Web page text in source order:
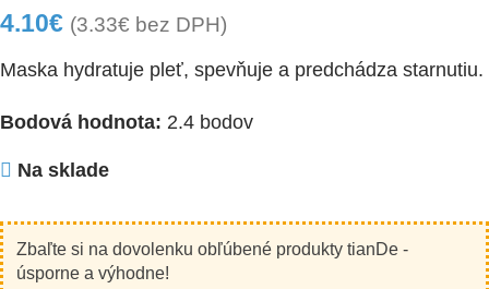
4.10€ (3.33€ bez DPH)
Maska hydratuje pleť, spevňuje a predchádza starnutiu.
Bodová hodnota: 2.4 bodov
Na sklade
Zbaľte si na dovolenku obľúbené produkty tianDe -
úsporne a výhodne!